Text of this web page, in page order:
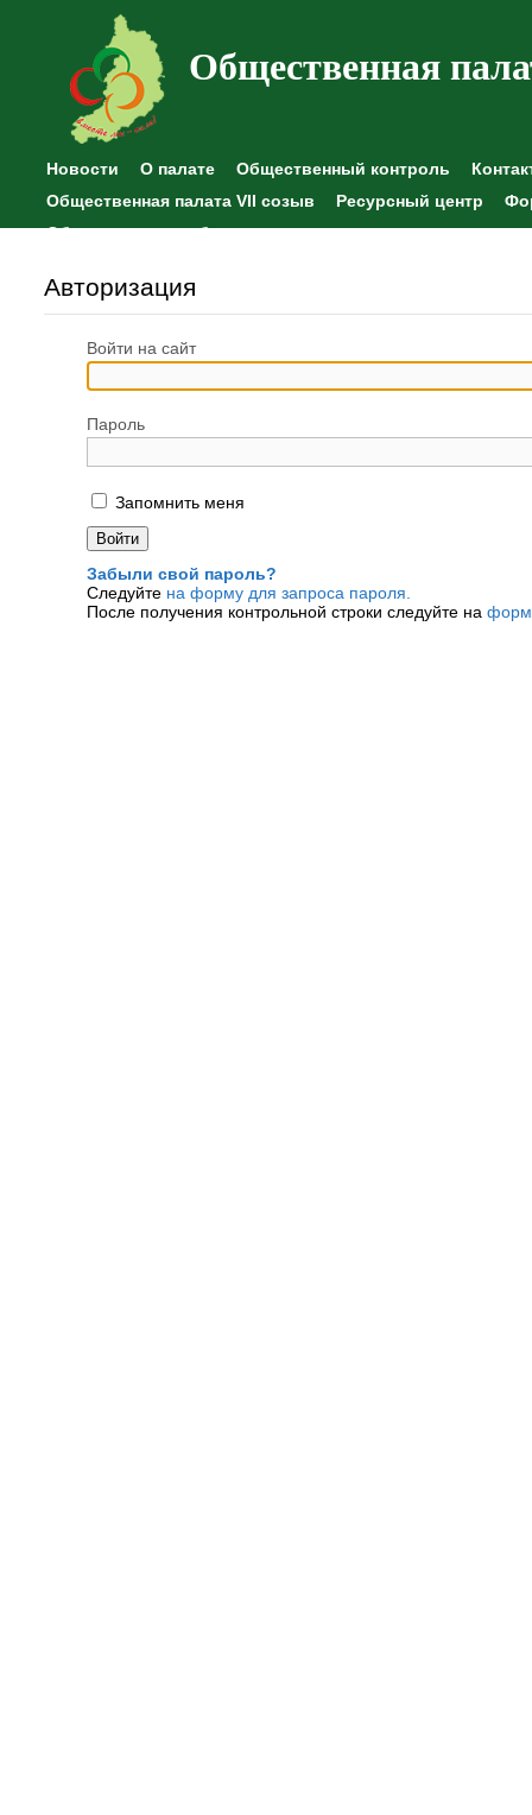
Общественная
Новости О палате Общественный контроль
Общественная палата VII созыв
Ресурсный центр
Общественные наблюдения
Авторизация
Войти на сайт
Пароль
Запомнить меня
Забыли свой пароль?
Следуйте на форму для запроса пароля.
После получения контрольной строки следуйте на